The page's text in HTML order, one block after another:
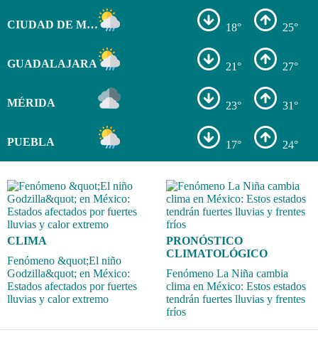
CIUDAD DE MÉXICO 18° 25°
GUADALAJARA 21° 27°
MÉRIDA 23° 31°
PUEBLA 17° 24°
CLIMA
Fenómeno &quot;El niño
Godzilla&quot; en México:
Estados afectados por fuertes
lluvias y calor extremo
PRONÓSTICO
CLIMATOLÓGICO
Fenómeno La Niña cambia
clima en México: Estos estados
tendrán fuertes lluvias y frentes
fríos